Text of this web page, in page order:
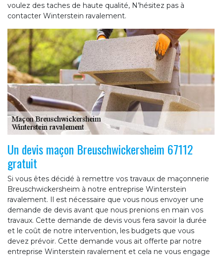
voulez des taches de haute qualité, N’hésitez pas à
contacter Winterstein ravalement.
Un devis maçon Breuschwickersheim 67112
gratuit
Si vous êtes décidé à remettre vos travaux de maçonnerie
Breuschwickersheim à notre entreprise Winterstein
ravalement. Il est nécessaire que vous nous envoyer une
demande de devis avant que nous prenions en main vos
travaux. Cette demande de devis vous fera savoir la durée
et le coût de notre intervention, les budgets que vous
devez prévoir. Cette demande vous ait offerte par notre
entreprise Winterstein ravalement et cela ne vous engage